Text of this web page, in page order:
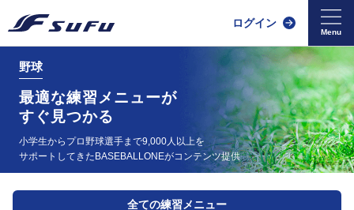
ログイン
野球
最適な練習メニューが
すぐ見つかる
小学生からプロ野球選手まで9,000人以上を
サポートしてきた BASEBALLONEがコンテンツ提供
全ての練習メニュー